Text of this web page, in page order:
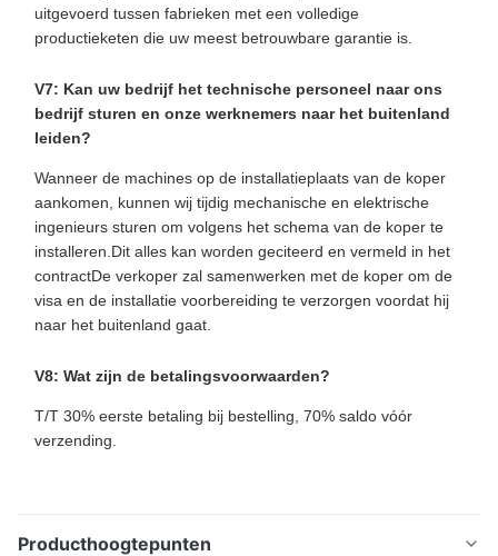
uitgevoerd tussen fabrieken met een volledige
productieketen die uw meest betrouwbare garantie is.
V7: Kan uw bedrijf het technische personeel naar ons
bedrijf sturen en onze werknemers naar het buitenland
leiden?
Wanneer de machines op de installatieplaats van de koper
aankomen, kunnen wij tijdig mechanische en elektrische
ingenieurs sturen om volgens het schema van de koper te
installeren.Dit alles kan worden geciteerd en vermeld in het
contractDe verkoper zal samenwerken met de koper om de
visa en de installatie voorbereiding te verzorgen voordat hij
naar het buitenland gaat.
V8: Wat zijn de betalingsvoorwaarden?
T/T 30% eerste betaling bij bestelling, 70% saldo vóór
verzending.
Producthoogtepunten